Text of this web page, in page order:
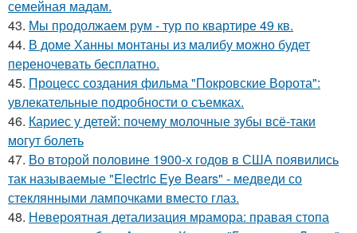
семейная мадам.
43. Мы продолжаем рум - тур по квартире 49 кв.
44. В доме Ханны монтаны из малибу можно будет
переночевать бесплатно.
45. Процесс создания фильма "Покровские Ворота":
увлекательные подробности о съемках.
46. Кариес у детей: почему молочные зубы всё-таки
могут болеть
47. Во второй половине 1900-х годов в США появились
так называемые "Electric Eye Bears" - медведи со
стеклянными лампочками вместо глаз.
48. Невероятная детализация мрамора: правая стопа